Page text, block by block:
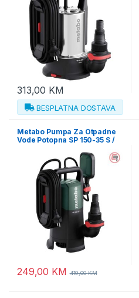
313,00 KM
BESPLATNA DOSTAVA
Metabo Pumpa Za Otpadne
Vode Potopna SP 150-35 S /
249,00 KM 419,00KM